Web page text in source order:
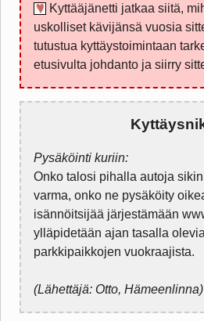
Kyttääjänetti jatkaa siitä,
uskolliset kävijänsä vuosia
tutustua kyttäystoimintaan
etusivulta johdanto ja siirry
Pysäköinti kuriin:
Onko talosi pihalla autoja
varma, onko ne pysäköity
isännöitsijää järjestämään
ylläpidetään ajan tasalla
parkkipaikkojen vuokraajista.
(Lähettäjä: Otto, Hämeenlinna)